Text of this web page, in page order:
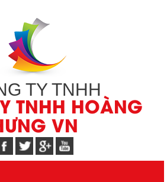
TY TNHH
TNHH HOÀNG
VN